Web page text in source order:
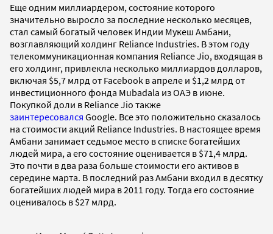
Еще одним миллиардером, состояние которого
значительно выросло за последние несколько месяцев,
стал самый богатый человек Индии Мукеш Амбани,
возглавляющий холдинг Reliance Industries. В этом году
телекоммуникационная компания Reliance Jio, входящая в
его холдинг, привлекла несколько миллиардов долларов,
включая $5,7 млрд от Facebook в апреле и $1,2 млрд от
инвестиционного фонда Mubadala из ОАЭ в июне.
Покупкой доли в Reliance Jio также
заинтересовался Google. Все это положительно сказалось
на стоимости акций Reliance Industries. В настоящее время
Амбани занимает седьмое место в списке богатейших
людей мира, а его состояние оценивается в $71,4 млрд.
Это почти в два раза больше стоимости его активов в
середине марта. В последний раз Амбани входил в десятку
богатейших людей мира в 2011 году. Тогда его состояние
оценивалось в $27 млрд.